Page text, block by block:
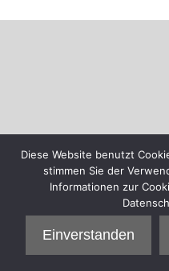
Diese Website benutzt
stimmen Sie der
Informationen zur
Einverstanden